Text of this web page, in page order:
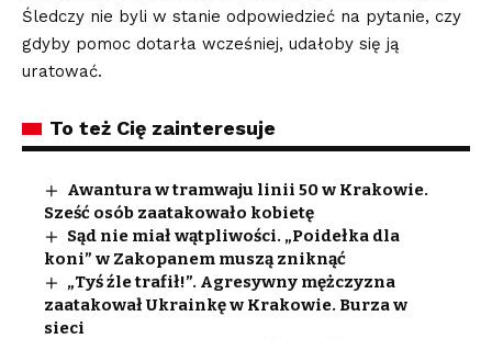
Śledczy nie byli w stanie odpowiedzieć na pytanie, czy
gdyby pomoc dotarła wcześniej, udałoby się ją
uratować.
To też Cię zainteresuje
Awantura w tramwaju linii 50 w Krakowie.
Sześć osób zaatakowało kobietę
Sąd nie miał wątpliwości. „Poidełka dla
koni” w Zakopanem muszą zniknąć
„Tyś źle trafił!”. Agresywny mężczyzna
zaatakował Ukrainkę w Krakowie. Burza w
sieci